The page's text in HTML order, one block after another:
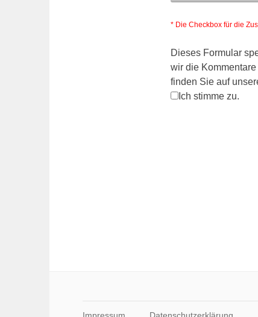
* Die Checkbox für die
Dieses Formular
wir die
finden Sie auf
Ich stimme zu.